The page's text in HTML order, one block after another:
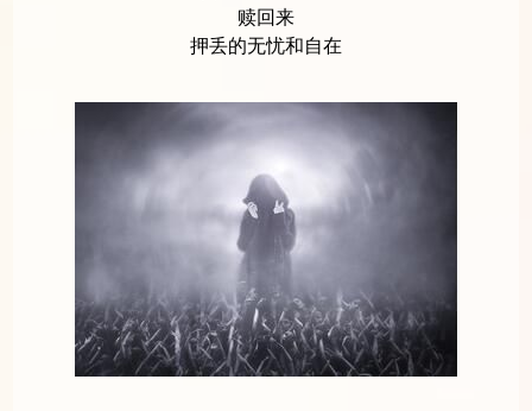
赎回来
押丢的无忧和自在